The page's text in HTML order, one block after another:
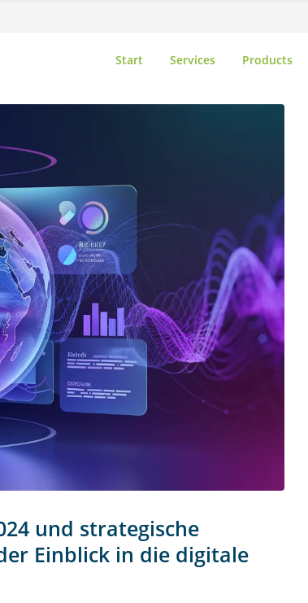
Start Services Products
und strategische
Einblick in die digitale